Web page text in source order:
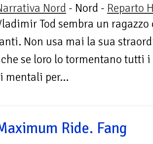
Nord - Nord - Reparto
Tod sembra un ragazzo
Non usa mai la sua
se loro lo tormentano tutti
mentali per...
Ride. Fang